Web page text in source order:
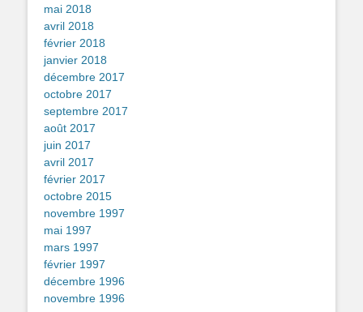
mai 2018
avril 2018
février 2018
janvier 2018
décembre 2017
octobre 2017
septembre 2017
août 2017
juin 2017
avril 2017
février 2017
octobre 2015
novembre 1997
mai 1997
mars 1997
février 1997
décembre 1996
novembre 1996